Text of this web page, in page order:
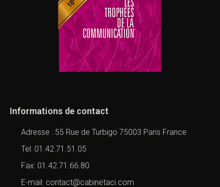
Informations de contact
Adresse : 55 Rue de Turbigo 75003 Paris France
Tel: 01.42.71.51.05
Fax: 01.42.71.66.80
E-mail: contact@cabinetaci.com